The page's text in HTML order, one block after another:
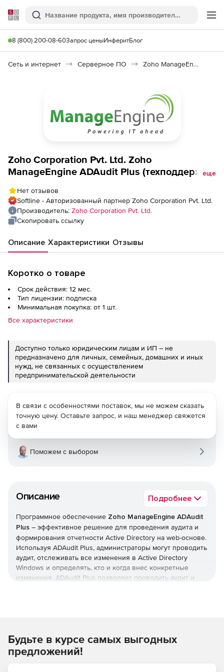
Softline
Поиск
8 (800) 200-08-60Запрос ценыИнферитБлог
Сеть и интернет Серверное ПО Zoho ManageEngine ADAudit Plus
Zoho Corporation Pvt. Ltd. Zoho
ManageEngine ADAudit Plus (техподдержка
Annual на 1 год), fee for 50 Member Servers
еще
Нет отзывов
Softline - Авторизованный партнер Zoho Corporation Pvt. Ltd.
Производитель: Zoho Corporation Pvt. Ltd.
Скопировать ссылку
Описание Характеристики Отзывы
Коротко о товаре
Срок действия: 12 мес.
Тип лицензии: подписка
Минимальная покупка: от 1 шт.
Все характеристики
Доступно только юридическим лицам и ИП – не
предназначено для личных, семейных, домашних и иных
нужд, не связанных с осуществлением
предпринимательской деятельности
Описание Подробнее
Программное обеспечение Zoho ManageEngine ADAudit
Plus – эффективное решение для проведения аудита и
формирования отчетности Active Directory на web-основе.
Используя ADAudit Plus, администраторы могут проводить
аудит, отслеживать все изменения в Active Directory
Windows и определять, кто и когда внес конкретные
изменения. ADAudit Plus позволяет проводить аудит и
пользователям и могут экспортироваться в XLS, HTML,
PDF и CSV форматы с возможностью печати.
Возможности ManageEngine ADAudit Plus:
В связи с особенностями поставок, мы не можем сказать
точную цену. Оставьте запрос, и наш менеджер свяжется
с вами
Поможем с выбором
Будьте в курсе самых выгодных
предложений!